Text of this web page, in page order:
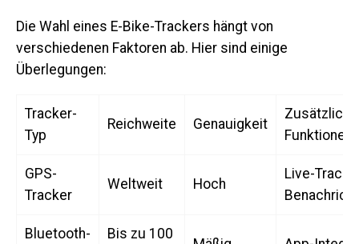
Die Wahl eines E-Bike-Trackers hängt von
verschiedenen Faktoren ab. Hier sind einige
Überlegungen:
Tracker-
Typ
Reichweite Genauigkeit
Zusätzliche
Funktionen
GPS-
Tracker
Weltweit Hoch
Live-
Bluetooth-
Bis zu 100